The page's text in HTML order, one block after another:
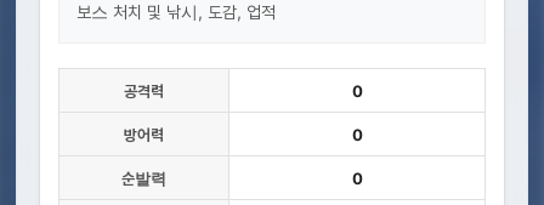
보스 처치 및 낚시, 도감, 업적
공격력 0
방어력 0
순발력 0